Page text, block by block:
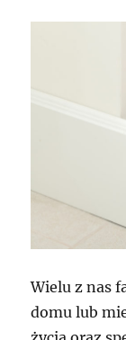
Wielu z nas
domu lub